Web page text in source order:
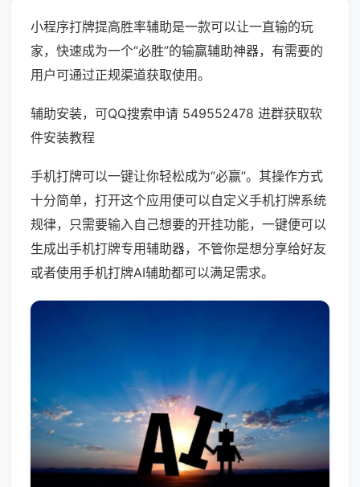
小程序打牌提高胜率辅助是一款可以让一直输的玩
家，快速成为一个“必胜”的输赢辅助神器，有需要的
用户可通过正规渠道获取使用。
辅助安装，可QQ搜索申请 549552478 进群获取软
件安装教程
手机打牌可以一键让你轻松成为“必赢”。其操作方式
十分简单，打开这个应用便可以自定义手机打牌系统
规律，只需要输入自己想要的开挂功能，一键便可以
生成出手机打牌专用辅助器，不管你是想分享给好友
或者使用手机打牌AI辅助都可以满足需求。